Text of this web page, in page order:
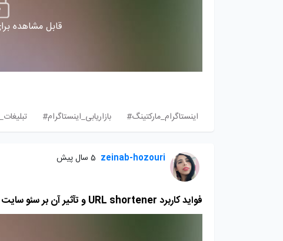
قابل مشاهده
اینستاگرام_مارکتینگ#
بازاریابی_اینستاگرام#
zeinab-hozouri 5 سال پیش
فواید کاربرد URL shortener و تآثیر آن بر سئو سایت